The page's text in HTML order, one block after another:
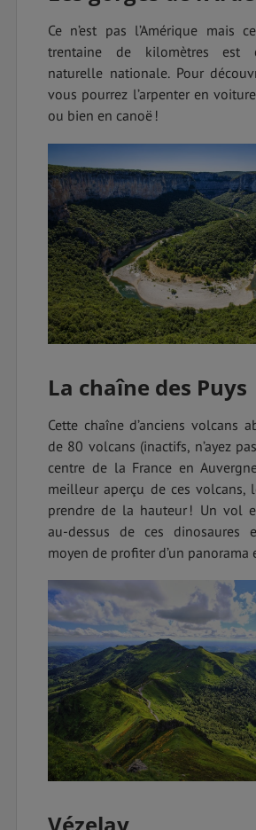
Ce n’est pas l’Amérique mais
trentaine de kilomètres est
naturelle nationale. Pour
vous pourrez l’arpenter en
ou bien en canoë !
La chaîne des Puys
Cette chaîne d’anciens volcans
de 80 volcans (inactifs, n’ayez
centre de la France en
meilleur aperçu de ces volcans,
prendre de la hauteur ! Un vol
au-dessus de ces dinosaures
moyen de profiter d’un panorama